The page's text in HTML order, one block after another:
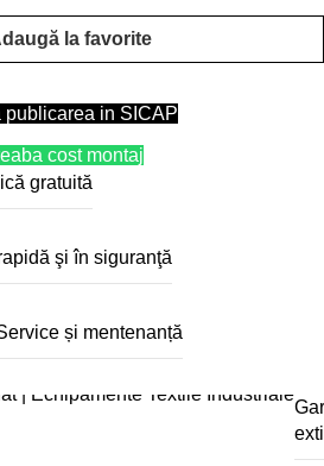
la favorite
publicarea in SICAP
cost montaj
gratuită
şi în siguranţă
și mentenanță